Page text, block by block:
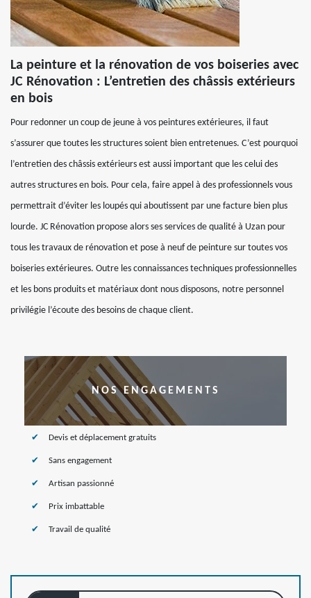
La peinture et la rénovation de vos boiseries avec
JC Rénovation : L’entretien des châssis extérieurs
en bois
Pour redonner un coup de jeune à vos peintures extérieures, il faut
s’assurer que toutes les structures soient bien entretenues. C’est pourquoi
l’entretien des châssis extérieurs est aussi important que les celui des
autres structures en bois. Pour cela, faire appel à des professionnels vous
permettrait d’éviter les loupés qui aboutissent par une facture bien plus
lourde. JC Rénovation propose alors ses services de qualité à Uzan pour
tous les travaux de rénovation et pose à neuf de peinture sur toutes vos
boiseries extérieures. Outre les connaissances techniques professionnelles
et les bons produits et matériaux dont nous disposons, notre personnel
privilégie l’écoute des besoins de chaque client.
NOS ENGAGEMENTS
Devis et déplacement gratuits
Sans engagement
Artisan passionné
Prix imbattable
Travail de qualité